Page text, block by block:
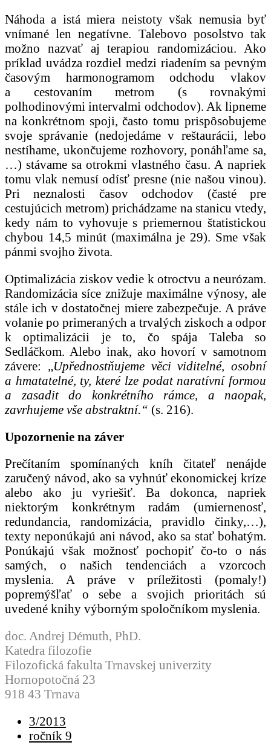
Náhoda a istá miera neistoty však nemusia byť
vnímané len negatívne. Talebovo posolstvo tak
možno nazvať aj terapiou randomizáciou. Ako
príklad uvádza rozdiel medzi riadením sa pevným
časovým harmonogramom odchodu vlakov
a cestovaním metrom (s rovnakými
polhodinovými intervalmi odchodov). Ak lipneme
na konkrétnom spoji, často tomu prispôsobujeme
svoje správanie (nedojedáme v reštaurácii, lebo
nestíhame, ukončujeme rozhovory, ponáhľame sa,
…) stávame sa otrokmi vlastného času. A napriek
tomu vlak nemusí odísť presne (nie našou vinou).
Pri neznalosti časov odchodov (časté pre
cestujúcich metrom) prichádzame na stanicu vtedy,
kedy nám to vyhovuje s priemernou štatistickou
chybou 14,5 minút (maximálna je 29). Sme však
pánmi svojho života.
Optimalizácia ziskov vedie k otroctvu a neurózam.
Randomizácia síce znižuje maximálne výnosy, ale
stále ich v dostatočnej miere zabezpečuje. A práve
volanie po primeraných a trvalých ziskoch a odpor
k optimalizácii je to, čo spája Taleba so
Sedláčkom. Alebo inak, ako hovorí v samotnom
závere: „Upřednostňujeme věci viditelné, osobní
a hmatatelné, ty, které lze podat naratívní formou
a zasadit do konkrétního rámce, a naopak,
zavrhujeme vše abstraktní.“ (s. 216).
Upozornenie na záver
Prečítaním spomínaných kníh čitateľ nenájde
zaručený návod, ako sa vyhnúť ekonomickej kríze
alebo ako ju vyriešiť. Ba dokonca, napriek
niektorým konkrétnym radám (umiernenosť,
redundancia, randomizácia, pravidlo činky,…),
texty neponúkajú ani návod, ako sa stať bohatým.
Ponúkajú však možnosť pochopiť čo-to o nás
samých, o našich tendenciách a vzorcoch
myslenia. A práve v príležitosti (pomaly!)
popremýšľať o sebe a svojich prioritách sú
uvedené knihy výborným spoločníkom myslenia.
doc. Andrej Démuth, PhD.
Katedra filozofie
Filozofická fakulta Trnavskej univerzity
Hornopotočná 23
918 43 Trnava
3/2013
ročník 9